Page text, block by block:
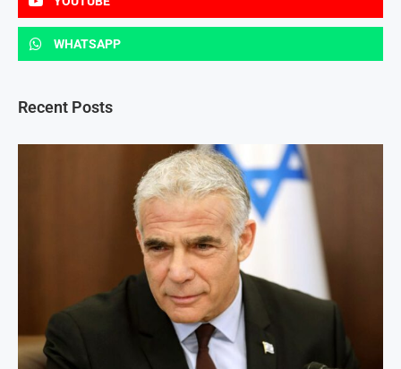
WHATSAPP
Recent Posts